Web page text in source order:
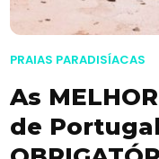
PRAIAS PARADISÍACAS
As
de